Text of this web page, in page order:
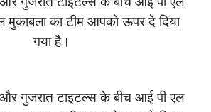
मुकाबला का टीम आपको ऊपर दे दिया
गया है।
गुजरात टाइटल्स के बीच आई पी एल